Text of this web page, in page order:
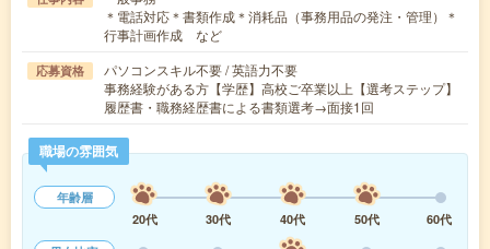
＊電話対応＊書類作成＊消耗品（事務用品の発注・管理）＊
行事計画作成 など
応募資格
パソコンスキル不要 / 英語力不要
事務経験がある方【学歴】高校ご卒業以上【選考ステップ】
履歴書・職務経歴書による書類選考→面接1回
職場の雰囲気
年齢層
20代
30代 40代 50代
60代